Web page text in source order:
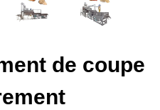
de coupe